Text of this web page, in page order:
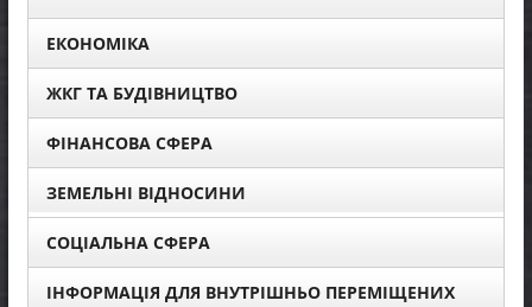
ЕКОНОМІКА
ЖКГ ТА БУДІВНИЦТВО
ФІНАНСОВА СФЕРА
ЗЕМЕЛЬНІ ВІДНОСИНИ
СОЦІАЛЬНА СФЕРА
ІНФОРМАЦІЯ ДЛЯ ВНУТРІШНЬО ПЕРЕМІЩЕНИХ